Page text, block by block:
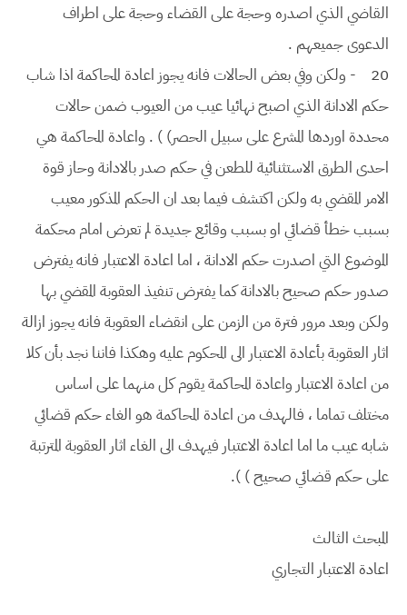
القاضي الذي اصدره وحجة على القضاء وحجة على اطراف
الدعوى جميعهم .
20
- ولكن وفي بعض الحالات فانه يجوز اعادة المحاكمة اذا شاب
حكم الادانة الذي اصبح نهائيا عيب من العيوب ضمن حالات
محددة اوردها المشرع على سبيل الحصر) ) . واعادة المحاكمة هي
احدى الطرق الاستثنائية للطعن في حكم صدر بالادانة وحاز قوة
الامر المقضي به ولكن اكتشف فيما بعد ان الحكم المذكور معيب
بسبب خطأ قضائي او بسبب وقائع جديدة لم تعرض امام محكمة
الموضوع التي اصدرت حكم الادانة ، اما اعادة الاعتبار فانه يفترض
صدور حكم صحيح بالادانة كما يفترض تنفيذ العقوبة المقضي بها
ولكن وبعد مرور فترة من الزمن على انقضاء العقوبة فانه يجوز ازالة
اثار العقوبة بأعادة الاعتبار الى المحكوم عليه وهكذا فاننا نجد بأن كلا
من اعادة الاعتبار واعادة المحاكمة يقوم كل منهما على اساس
مختلف تماما ، فالهدف من اعادة المحاكمة هو الغاء حكم قضائي
شابه عيب ما اما اعادة الاعتبار فيهدف الى الغاء اثار العقوبة المترتبة
على حكم قضائي صحيح ) ).
المبحث الثالث
اعادة الاعتبار التجاري